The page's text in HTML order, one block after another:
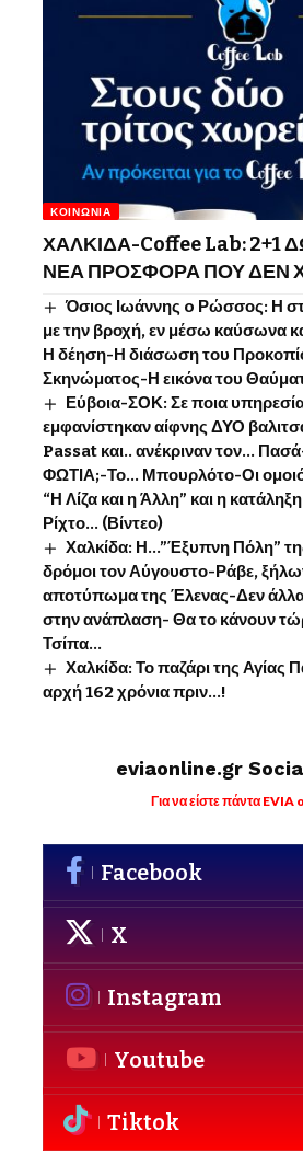
ΚΟΙΝΩΝΊΑ
ΧΑΛΚΙΔΑ-Coffee Lab: 2+1
ΝΕΑ ΠΡΟΣΦΟΡΑ ΠΟΥ ΔΕΝ
Όσιος Ιωάννης o Ρώσσος: Η
με την βροχή, εν μέσω καύσωνα
Η δέηση-Η διάσωση του
Σκηνώματος-Η εικόνα του
Εύβοια-ΣΟΚ: Σε ποια
εμφανίστηκαν αίφνης ΔΥΟ
Passat και.. ανέκριναν τον…
ΦΩΤΙΑ;-Το… Μπουρλότο-Οι
“Η Λίζα και η Άλλη” και η
Ρίχτο… (Βίντεο)
Χαλκίδα: Η…”Έξυπνη Πόλη”
δρόμοι τον Αύγουστο-Ράβε,
αποτύπωμα της Έλενας-Δεν
στην ανάπλαση- Θα το κάνουν
Τσίπα…
Χαλκίδα: Το παζάρι της Αγίας
αρχή 162 χρόνια πριν…!
eviaonline.gr
Για να είστε πάντα
Facebook
X
Instagram
Youtube
Tiktok